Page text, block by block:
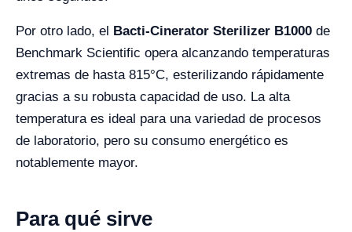
Por otro lado, el Bacti-Cinerator Sterilizer B1000 de
Benchmark Scientific opera alcanzando temperaturas
extremas de hasta 815°C, esterilizando rápidamente
gracias a su robusta capacidad de uso. La alta
temperatura es ideal para una variedad de procesos
de laboratorio, pero su consumo energético es
notablemente mayor.
Para qué sirve